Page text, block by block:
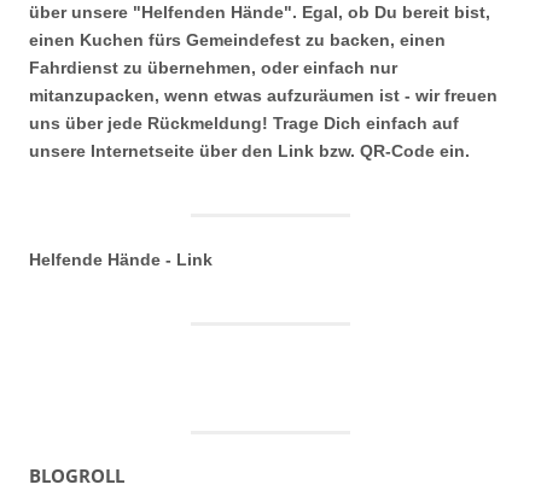
über unsere "Helfenden Hände". Egal, ob Du bereit bist,
einen Kuchen fürs Gemeindefest zu backen, einen
Fahrdienst zu übernehmen, oder einfach nur
mitanzupacken, wenn etwas aufzuräumen ist - wir freuen
uns über jede Rückmeldung! Trage Dich einfach auf
unsere Internetseite über den Link bzw. QR-Code ein.
Helfende Hände - Link
BLOGROLL